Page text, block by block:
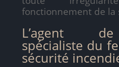
fonctionnement de la
L’agent
spécialiste du
sécurité